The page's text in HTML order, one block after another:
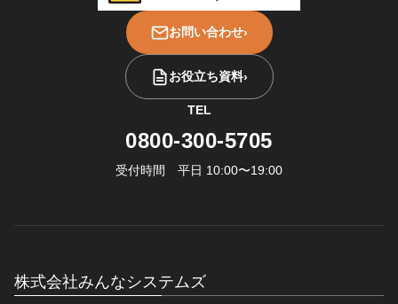
お問い合わせ›
お役立ち資料›
TEL
0800-300-5705
受付時間 平日 10:00〜19:00
株式会社みんなシステムズ